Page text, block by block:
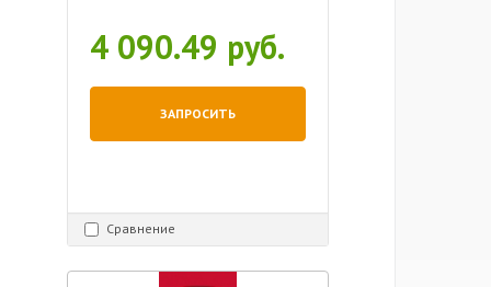
4 090.49 руб.
ЗАПРОСИТЬ
Сравнение